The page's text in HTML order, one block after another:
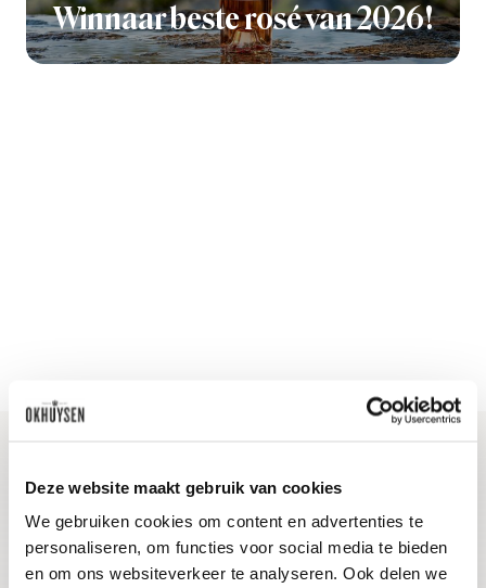
Deze website maakt gebruik van cookies
We gebruiken cookies om content en advertenties te
personaliseren, om functies voor social media te bieden
en om ons websiteverkeer te analyseren. Ook delen we
Winnaar beste rosé van 2026!
Blijf op de hoogte
Ontvang het laatste wijnnieuws, proeverijen en
evenementen